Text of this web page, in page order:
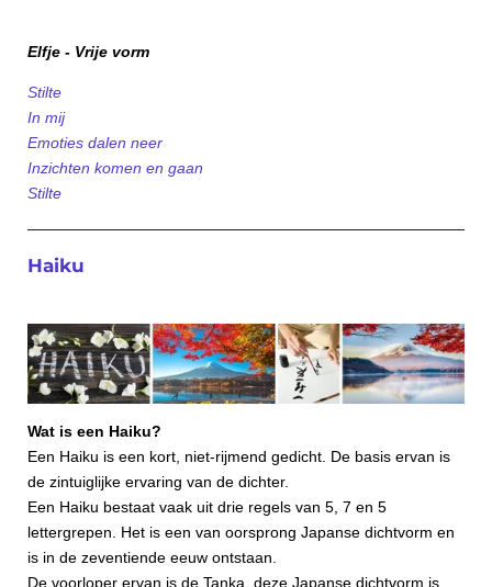
Elfje - Vrije vorm
Stilte
In mij
Emoties dalen neer
Inzichten komen en gaan
Stilte
Haiku
Wat is een Haiku?
Een Haiku is een kort, niet-rijmend gedicht. De basis ervan is
de zintuiglijke ervaring van de dichter.
Een Haiku bestaat vaak uit drie regels van 5, 7 en 5
lettergrepen. Het is een van oorsprong Japanse dichtvorm en
is in de zeventiende eeuw ontstaan.
De voorloper ervan is de Tanka, deze Japanse dichtvorm is